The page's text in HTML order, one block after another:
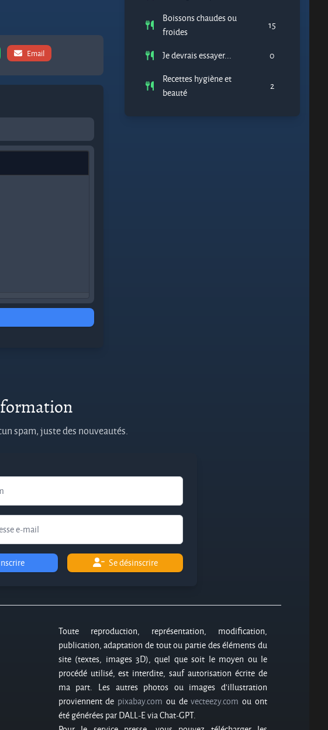
Email
Boissons chaudes ou
froides
15
Je devrais essayer...
0
Recettes hygiène et
beauté
2
spam, juste des nouveautés.
Se désinscrire
Toute reproduction, représentation, modification,
publication, adaptation de tout ou partie des éléments du
site (textes, images 3D), quel que soit le moyen ou le
procédé utilisé, est interdite, sauf autorisation écrite de
ma part. Les autres photos ou images d’illustration
proviennent de pixabay.com ou devecteezy.com ou ont
été générées par DALL-E via Chat-GPT.